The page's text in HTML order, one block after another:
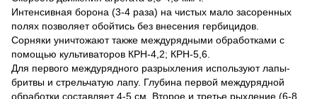
Интенсивная борона (3-4 раза) на чистых мало засоренных
полях позволяет обойтись без внесения гербицидов.
Сорняки уничтожают также междурядными обработками с
помощью культиваторов КРН-4,2; КРН-5,6.
Для первого междурядного разрыхления используют лапы-
бритвы и стрельчатую лапу. Глубина первой междурядной
обработки составляет 4-5 см. Второе и третье рыхление (6-8